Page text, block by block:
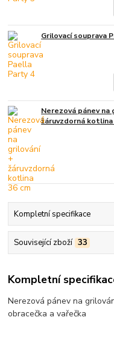
Grilovací souprava
Nerezová pánev na
žáruvzdorná kotlina
Kompletní specifikace
Související zboží 33
Kompletní
Nerezová pánev na
obracečka a vařečka